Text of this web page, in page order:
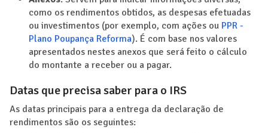
como os rendimentos obtidos, as despesas efetuadas
ou investimentos (por exemplo, com ações ou PPR -
Plano Poupança Reforma). É com base nos valores
apresentados nestes anexos que será feito o cálculo
do montante a receber ou a pagar.
Datas que precisa saber para o IRS
As datas principais para a entrega da declaração de
rendimentos são os seguintes: